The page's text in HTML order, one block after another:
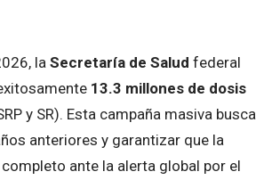
la Secretaría de Salud federal
13.3 millones de dosis
y SR). Esta campaña masiva busca
anteriores y garantizar que la
ante la alerta global por el